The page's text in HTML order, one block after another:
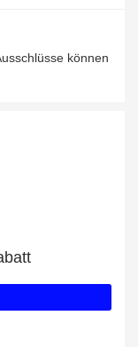
können